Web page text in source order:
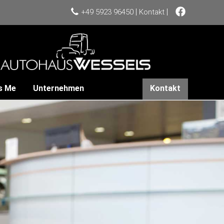
+49 5923 96450 | Kontakt |
Me Unternehmen Kontakt